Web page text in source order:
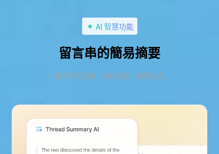
AI 智慧功能
留言串的簡易摘要
一鍵分析訊息串，抓住重點，省時省力。